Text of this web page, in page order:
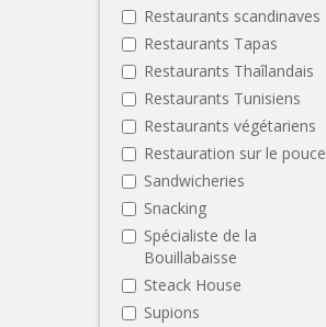
Restaurants scandinaves
Restaurants Tapas
Restaurants Thaîlandais
Restaurants Tunisiens
Restaurants végétariens
Restauration sur le pouce
Sandwicheries
Snacking
Spécialiste de la
Bouillabaisse
Steack House
Supions